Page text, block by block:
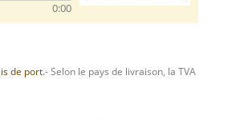
0:00
de port.- Selon le pays de livraison, la TVA